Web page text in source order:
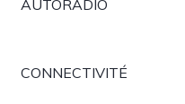
AUTORADIO
CONNECTIVITÉ